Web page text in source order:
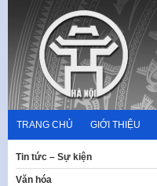
content
TRANG CHỦ GIỚI THIỆU
Tin tức – Sự kiện
Văn hóa